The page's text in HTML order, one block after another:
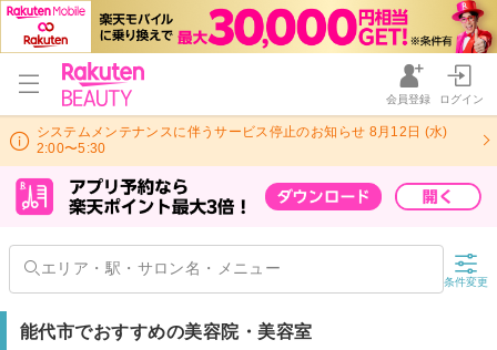
会員登録 ログイン
システムメンテナンスに伴うサービス停止のお知らせ 8月12日 (水)
2:00〜5:30
条件変更
能代市でおすすめの美容院・美容室